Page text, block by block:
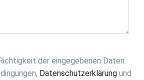
der eingegebenen Daten.
, Datenschutzerklärung und